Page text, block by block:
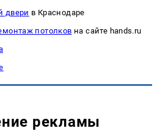
двери в Краснодаре
потолков на сайте hands.ru
рекламы